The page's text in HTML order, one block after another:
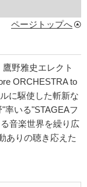
ページトップへ
野雅史エレクト
ORCHESTRA to
に駆使した斬新な
率いる"STAGEAフ
音楽世界を繰り広
ありの聴き応えた